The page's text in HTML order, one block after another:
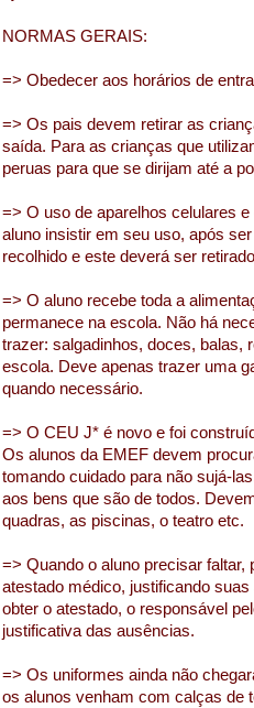
NORMAS GERAIS:
=> Obedecer aos horários de
=> Os pais devem retirar as
saída. Para as crianças que
peruas para que se dirijam até a
=> O uso de aparelhos celulares
aluno insistir em seu uso, após
recolhido e este deverá ser
=> O aluno recebe toda a
permanece na escola. Não há
trazer: salgadinhos, doces, balas,
escola. Deve apenas trazer uma
quando necessário.
=> O CEU J* é novo e foi
Os alunos da EMEF devem
tomando cuidado para não sujá-
aos bens que são de todos.
quadras, as piscinas, o teatro etc.
=> Quando o aluno precisar
atestado médico, justificando
obter o atestado, o responsável
justificativa das ausências.
=> Os uniformes ainda não
os alunos venham com calças de